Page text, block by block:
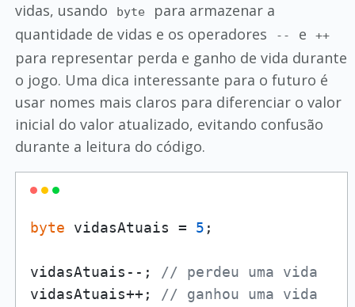
vidas, usando
byte
para armazenar a
quantidade de vidas e os operadores
-- e ++
para representar perda e ganho de vida durante
o jogo. Uma dica interessante para o futuro é
usar nomes mais claros para diferenciar o valor
inicial do valor atualizado, evitando confusão
durante a leitura do código.
byte vidasAtuais = 5 ;
vidasAtuais--; // perdeu uma vida
vidasAtuais++; // ganhou uma vida